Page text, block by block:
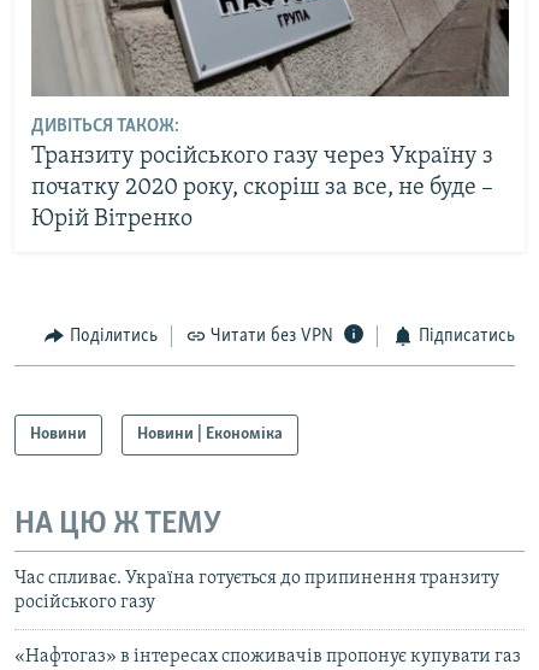
ДИВІТЬСЯ ТАКОЖ:
Транзиту російського газу через Україну з
початку 2020 року, скоріш за все, не буде –
Юрій Вітренко
Поділитись Читати без VPN Підписатись
Новини Новини | Економіка
НА ЦЮ Ж ТЕМУ
Час спливає. Україна готується до припинення транзиту
російського газу
«Нафтогаз» в інтересах споживачів пропонує купувати газ